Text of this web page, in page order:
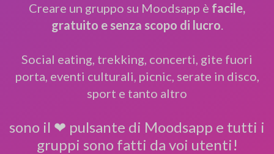
Creare un gruppo su Moodsapp è facile,
gratuito e senza scopo di lucro.
Social eating, trekking, concerti, gite fuori
porta, eventi culturali, picnic, serate in disco,
sport e tanto altro
sono il ❤ pulsante di Moodsapp e tutti i
gruppi sono fatti da voi utenti!